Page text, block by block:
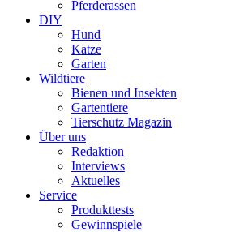
Pferderassen
DIY
Hund
Katze
Garten
Wildtiere
Bienen und Insekten
Gartentiere
Tierschutz Magazin
Über uns
Redaktion
Interviews
Aktuelles
Service
Produkttests
Gewinnspiele